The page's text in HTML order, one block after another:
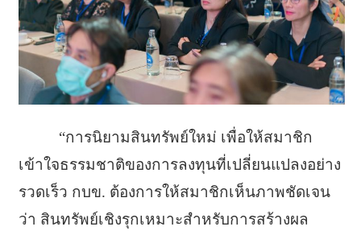
“การนิยามสินทรัพย์ใหม่ เพื่อให้สมาชิก
เข้าใจธรรมชาติของการลงทุนที่เปลี่ยนแปลงอย่าง
รวดเร็ว กบข. ต้องการให้สมาชิกเห็นภาพชัดเจน
ว่า สินทรัพย์เชิงรุกเหมาะสำหรับการสร้างผล